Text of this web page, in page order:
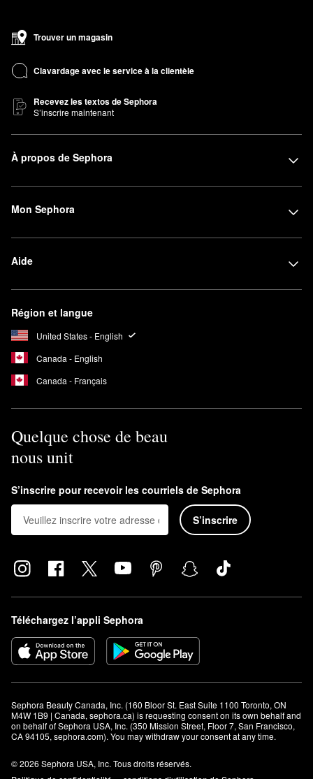
Trouver un magasin
Clavardage avec le service à la clientèle
Recevez les textos de Sephora
S’inscrire maintenant
À propos de Sephora
Mon Sephora
Aide
Région et langue
United States - English
Canada - English
Canada - Français
Quelque chose de beau
nous unit
S’inscrire pour recevoir les courriels de Sephora
S’inscrire
Téléchargez l’appli Sephora
Sephora Beauty Canada, Inc. (160 Bloor St. East Suite 1100 Toronto, ON
M4W 1B9 | Canada, sephora.ca) is requesting consent on its own behalf and
on behalf of Sephora USA, Inc. (350 Mission Street, Floor 7, San Francisco,
CA 94105, sephora.com). You may withdraw your consent at any time.
© 2026 Sephora USA, Inc. Tous droits réservés.